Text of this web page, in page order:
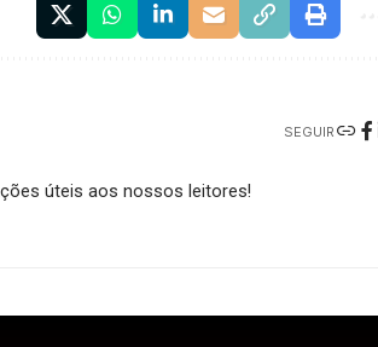
SEGUIR
úteis aos nossos leitores!